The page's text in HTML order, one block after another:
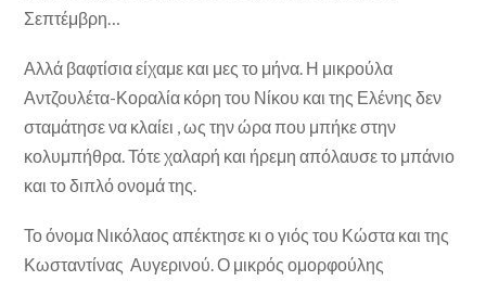
Σεπτέμβρη…
Αλλά βαφτίσια είχαμε και μες το μήνα. Η μικρούλα
Αντζουλέτα-Κοραλία κόρη του Νίκου και της Ελένης δεν
σταμάτησε να κλαίει , ως την ώρα που μπήκε στην
κολυμπήθρα. Τότε χαλαρή και ήρεμη απόλαυσε το μπάνιο
και το διπλό ονομά της.
Το όνομα Νικόλαος απέκτησε κι ο γιός του Κώστα και της
Κωσταντίνας Αυγερινού. Ο μικρός ομορφούλης